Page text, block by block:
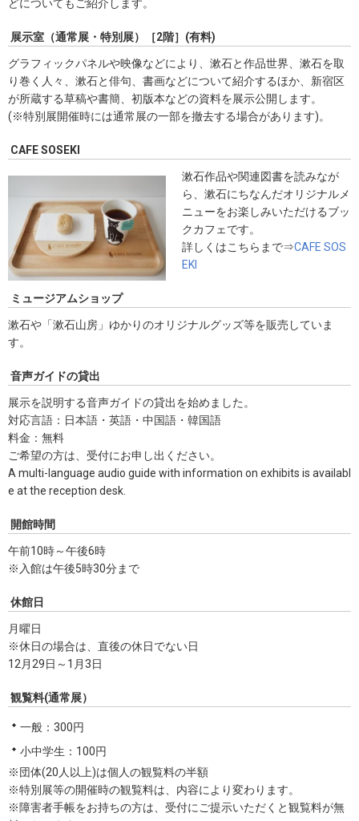
どについてもご紹介します。
展示室（通常展・特別展）［2階］(有料)
グラフィックパネルや映像などにより、漱石と作品世界、漱石を取
り巻く人々、漱石と俳句、書画などについて紹介するほか、新宿区
が所蔵する草稿や書簡、初版本などの資料を展示公開します。
(※特別展開催時には通常展の一部を撤去する場合があります)。
CAFE SOSEKI
漱石作品や関連図書を読みなが
ら、漱石にちなんだオリジナルメ
ニューをお楽しみいただけるブッ
クカフェです。
詳しくはこちらまで⇒CAFE SOS
EKI
ミュージアムショップ
漱石や「漱石山房」ゆかりのオリジナルグッズ等を販売していま
す。
音声ガイドの貸出
展示を説明する音声ガイドの貸出を始めました。
対応言語：日本語・英語・中国語・韓国語
料金：無料
ご希望の方は、受付にお申し出ください。
A multi-language audio guide with information on exhibits is availabl
e at the reception desk.
開館時間
午前10時～午後6時
※入館は午後5時30分まで
休館日
月曜日
※休日の場合は、直後の休日でない日
12月29日～1月3日
観覧料(通常展）
一般：300円
小中学生：100円
※団体(20人以上)は個人の観覧料の半額
※特別展等の開催時の観覧料は、内容により変わります。
※障害者手帳をお持ちの方は、受付にご提示いただくと観覧料が無